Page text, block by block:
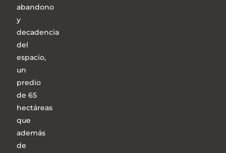
abandono
y
decadencia
del
espacio,
un
predio
de 65
hectáreas
que
además
de